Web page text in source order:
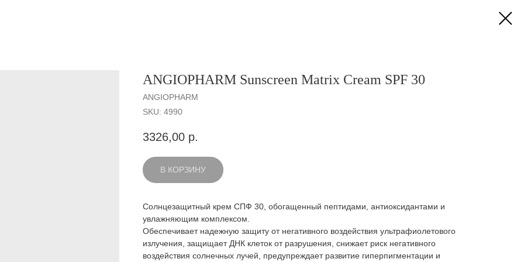
ANGIOPHARM Sunscreen Matrix Cream SPF 30
ANGIOPHARM
SKU: 4990
3326,00 р.
В КОРЗИНУ
Солнцезащитный крем СПФ 30, обогащенный пептидами, антиоксидантами и
увлажняющим комплексом.
Обеспечивает надежную защиту от негативного воздействия ультрафиолетового
излучения, защищает ДНК клеток от разрушения, снижает риск негативного
воздействия солнечных лучей, предупреждает развитие гиперпигментации и